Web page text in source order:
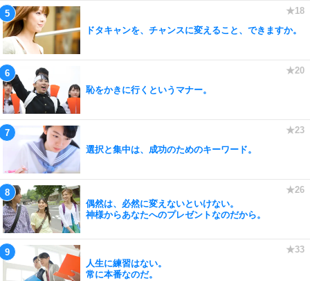
ドタキャンを、チャンスに変えること、できますか。
恥をかきに行くというマナー。
選択と集中は、成功のためのキーワード。
偶然は、必然に変えないといけない。
神様からあなたへのプレゼントなのだから。
人生に練習はない。
常に本番なのだ。